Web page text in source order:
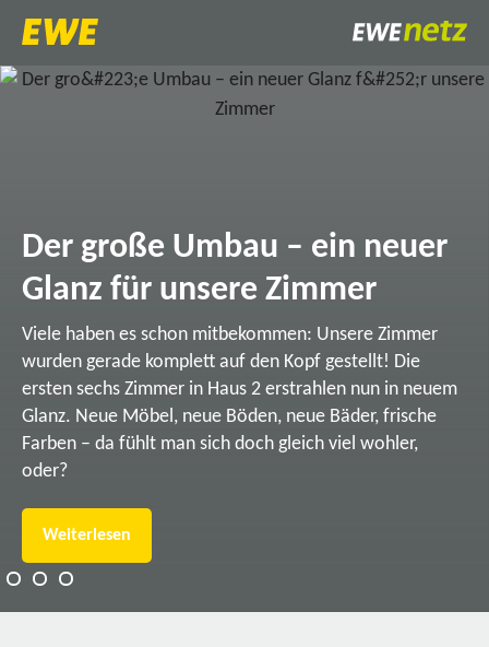
Der große Umbau – ein neuer
Glanz für unsere Zimmer
Viele haben es schon mitbekommen: Unsere Zimmer
wurden gerade komplett auf den Kopf gestellt! Die
ersten sechs Zimmer in Haus 2 erstrahlen nun in neuem
Glanz. Neue Möbel, neue Böden, neue Bäder, frische
Farben – da fühlt man sich doch gleich viel wohler,
oder?
Weiterlesen